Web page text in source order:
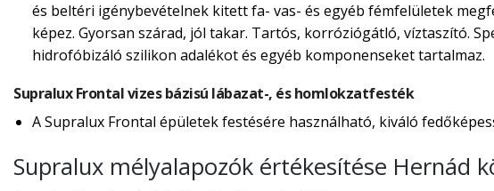
és beltéri igénybevételnek kitett fa- vas- és egyéb fémfelületek
képez. Gyorsan szárad, jól takar. Tartós, korróziógátló, víztaszító.
hidrofóbizáló szilikon adalékot és egyéb komponenseket tartalmaz.
Supralux Frontal vizes bázisú lábazat-, és homlokzatfesték
A Supralux Frontal épületek festésére használható, kiváló
Supralux mélyalapozók értékesítése Hernád